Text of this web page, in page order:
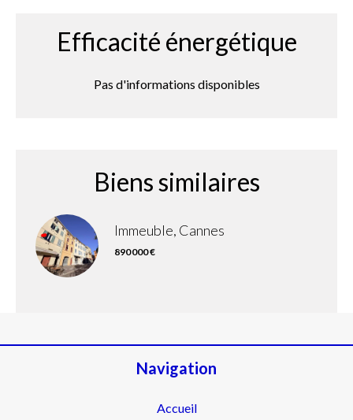
Efficacité énergétique
Pas d'informations disponibles
Biens similaires
Immeuble, Cannes
890 000 €
Navigation
Accueil